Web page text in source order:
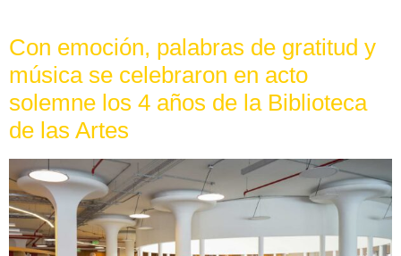
Con emoción, palabras de gratitud y
música se celebraron en acto
solemne los 4 años de la Biblioteca
de las Artes